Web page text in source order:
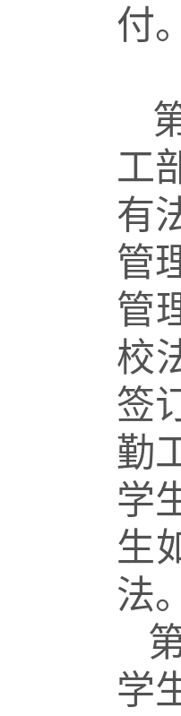
付。
工
有
管
管
校
签
勤
学
生
法。
学